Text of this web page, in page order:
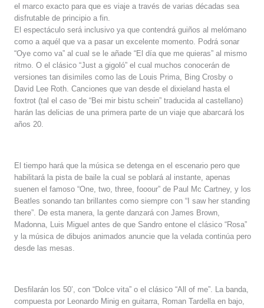
el marco exacto para que es viaje a través de varias décadas sea
disfrutable de principio a fin.
El espectáculo será inclusivo ya que contendrá guiños al melómano
como a aquél que va a pasar un excelente momento. Podrá sonar
“Oye como va” al cual se le añade “El día que me quieras” al mismo
ritmo. O el clásico “Just a gigoló” el cual muchos conocerán de
versiones tan disimiles como las de Louis Prima, Bing Crosby o
David Lee Roth. Canciones que van desde el dixieland hasta el
foxtrot (tal el caso de “Bei mir bistu schein” traducida al castellano)
harán las delicias de una primera parte de un viaje que abarcará los
años 20.
El tiempo hará que la música se detenga en el escenario pero que
habilitará la pista de baile la cual se poblará al instante, apenas
suenen el famoso “One, two, three, fooour” de Paul Mc Cartney, y los
Beatles sonando tan brillantes como siempre con “I saw her standing
there”. De esta manera, la gente danzará con James Brown,
Madonna, Luis Miguel antes de que Sandro entone el clásico “Rosa”
y la música de dibujos animados anuncie que la velada continúa pero
desde las mesas.
Desfilarán los 50’, con “Dolce vita” o el clásico “All of me”. La banda,
compuesta por Leonardo Minig en guitarra, Roman Tardella en bajo,